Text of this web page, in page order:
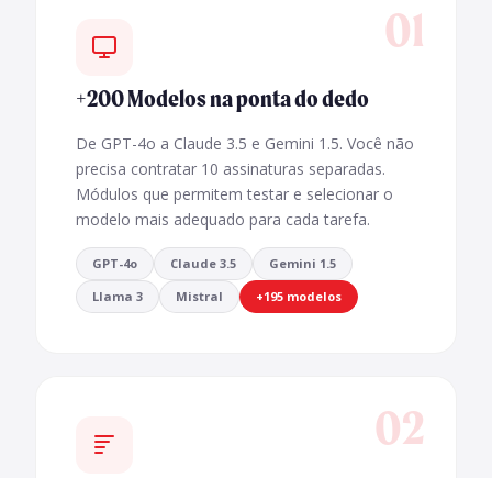
01
+200 Modelos na ponta do dedo
De GPT-4o a Claude 3.5 e Gemini 1.5. Você não
precisa contratar 10 assinaturas separadas.
Módulos que permitem testar e selecionar o
modelo mais adequado para cada tarefa.
GPT-4o Claude 3.5
Gemini 1.5
Llama 3
Mistral +195 modelos
02